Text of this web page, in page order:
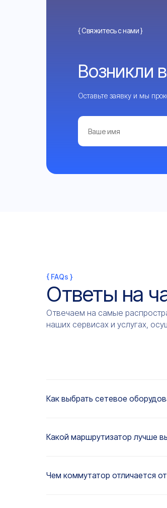
{ Свяжитесь с нами }
Возникли
Оставьте заявку и мы
{ FAQs }
Ответы на
Отвечаем на самые
наших сервисах и услугах,
Как выбрать сетевое
Какой маршрутизатор лучше
Чем коммутатор отличается